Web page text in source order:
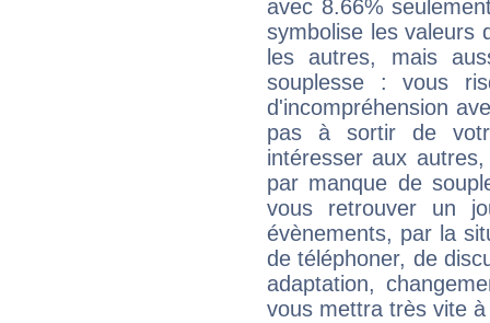
avec 8.66%
symbolise les valeurs
les autres, mais
souplesse : vous
d'incompréhension
pas à sortir de
intéresser aux
par manque de
vous retrouver un
évènements, par la
de téléphoner, de
adaptation,
vous mettra très vite